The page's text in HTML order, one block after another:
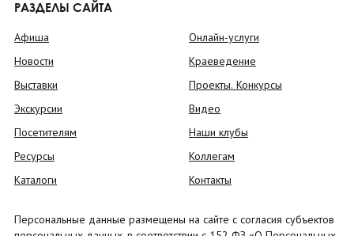
РАЗДЕЛЫ САЙТА
Афиша
Новости
Выставки
Экскурсии
Посетителям
Ресурсы
Каталоги
Онлайн-услуги
Краеведение
Проекты. Конкурсы
Видео
Наши клубы
Коллегам
Контакты
Персональные данные размещены на сайте с согласия субъектов